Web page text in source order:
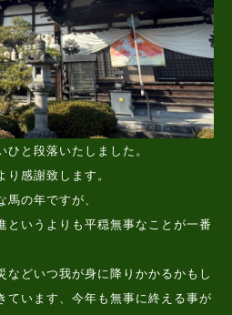
と段落いたしました。
感謝致します。
の年ですが、
というよりも平穏無事なことが一番
どいつ我が身に降りかかるかもし
ています、今年も無事に終える事が